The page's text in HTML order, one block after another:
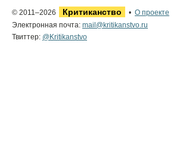
© 2011–2026 Критиканство • О проекте
Электронная почта: mail@kritikanstvo.ru
Твиттер: @Kritikanstvo